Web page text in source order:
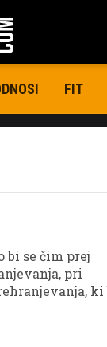
FIT
bi se čim prej
pri
ki